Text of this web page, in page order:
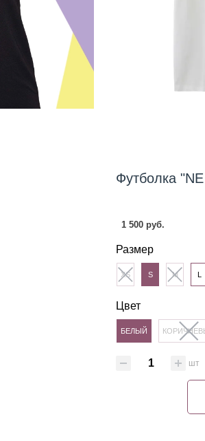
Футболка
1 500 руб.
Размер
XS S M
Цвет
БЕЛЫЙ
шт